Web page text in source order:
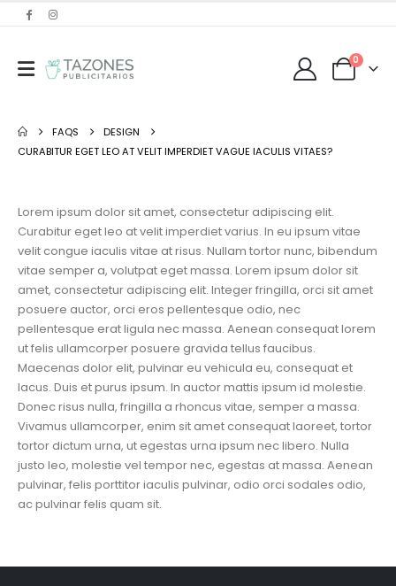
0
FAQS
DESIGN
CURABITUR EGET LEO AT VELIT IMPERDIET VAGUE IACULIS VITAES?
Lorem ipsum dolor sit amet, consectetur adipiscing elit.
Curabitur eget leo at velit imperdiet varius. In eu ipsum vitae
velit congue iaculis vitae at risus. Nullam tortor nunc, bibendum
vitae semper a, volutpat eget massa. Lorem ipsum dolor sit
amet, consectetur adipiscing elit. Integer fringilla, orci sit amet
posuere auctor, orci eros pellentesque odio, nec
pellentesque erat ligula nec massa. Aenean consequat lorem
ut felis ullamcorper posuere gravida tellus faucibus.
Maecenas dolor elit, pulvinar eu vehicula eu, consequat et
lacus. Duis et purus ipsum. In auctor mattis ipsum id molestie.
Donec risus nulla, fringilla a rhoncus vitae, semper a massa.
Vivamus ullamcorper, enim sit amet consequat laoreet, tortor
tortor dictum urna, ut egestas urna ipsum nec libero. Nulla
justo leo, molestie vel tempor nec, egestas at massa. Aenean
pulvinar, felis porttitor iaculis pulvinar, odio orci sodales odio,
ac pulvinar felis quam sit.